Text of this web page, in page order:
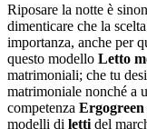
Riposare la notte è
dimenticare che la
importanza, anche per
questo modello Letto
matrimoniali; che tu
matrimoniale nonché a
competenza Ergogreen
modelli di letti del